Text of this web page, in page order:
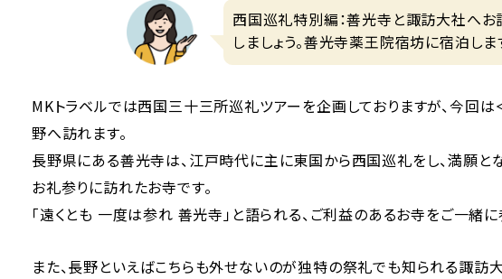
西国巡礼特別編：善光寺と諏訪大社へお
しましょう。善光寺薬王院宿坊に宿泊しま
MKトラベルでは西国三十三所巡礼ツアーを企画しておりますが、今回
野へ訪れます。
長野県にある善光寺は、江戸時代に主に東国から西国巡礼をし、満願と
お礼参りに訪れたお寺です。
「遠くとも 一度は参れ 善光寺」と語られる、ご利益のあるお寺をご一緒に
また、長野といえばこちらも外せないのが独特の祭礼でも知られる諏訪大